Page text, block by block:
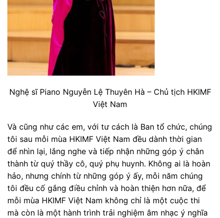
Nghệ sĩ Piano Nguyễn Lệ Thuyên Hà – Chủ tịch HKIMF
Việt Nam
Và cũng như các em, với tư cách là Ban tổ chức, chúng
tôi sau mỗi mùa HKIMF Việt Nam đều dành thời gian
để nhìn lại, lắng nghe và tiếp nhận những góp ý chân
thành từ quý thầy cô, quý phụ huynh. Không ai là hoàn
hảo, nhưng chính từ những góp ý ấy, mỗi năm chúng
tôi đều cố gắng điều chỉnh và hoàn thiện hơn nữa, để
mỗi mùa HKIMF Việt Nam không chỉ là một cuộc thi
mà còn là một hành trình trải nghiệm âm nhạc ý nghĩa